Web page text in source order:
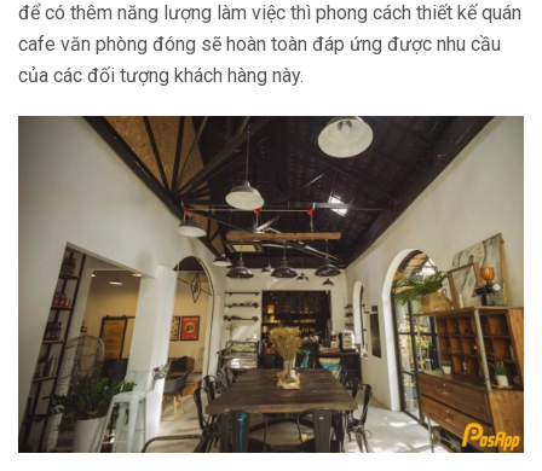
để có thêm năng lượng làm việc thì phong cách thiết kế quán
cafe văn phòng đóng sẽ hoàn toàn đáp ứng được nhu cầu
của các đối tượng khách hàng này.